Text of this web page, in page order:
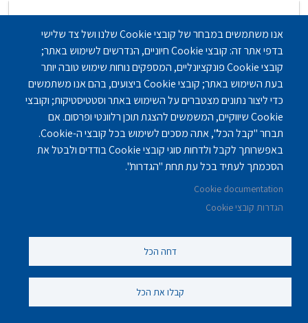
בית אבות סיעודי בבאר שבע - איתנים
בית אבות איתנים - בבאר שבע הוא מרכז סיעודי, המרכז
אנו משתמשים במבחר של קובצי Cookie שלנו ושל צד שלישי
בדפי אתר זה: קובצי Cookie חיוניים, הנדרשים לשימוש באתר;
קובצי Cookie פונקציונליים, המספקים נוחות שימוש טובה יותר
בעת השימוש באתר; קובצי Cookie ביצועים, בהם אנו משתמשים
כדי ליצור נתונים מצטברים על השימוש באתר וסטטיסטיקות; וקובצי
Cookie שיווקיים, המשמשים להצגת תוכן רלוונטי ופרסום. אם
תבחר "קבל הכל", אתה מסכים לשימוש בכל קובצי ה-Cookie.
באפשרותך לקבל ולדחות סוגי קובצי Cookie בודדים ולבטל את
הסכמתך לעתיד בכל עת תחת "הגדרות".
Cookie documentation
הגדרות קובצי Cookie
דחה הכל
קבלו את הכל